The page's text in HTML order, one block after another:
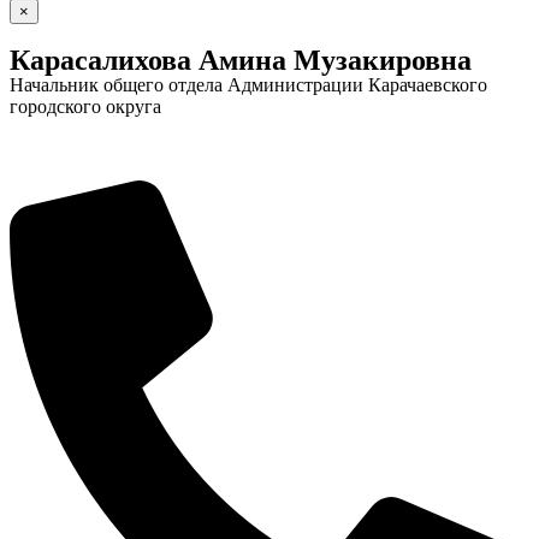
×
Карасалихова Амина Музакировна
Начальник общего отдела Администрации Карачаевского
городского округа